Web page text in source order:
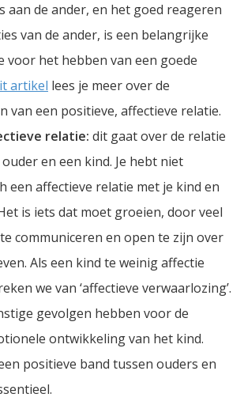
aan de ander, en het goed reageren
van de ander, is een belangrijke
voor het hebben van een goede
artikel lees je meer over de
van een positieve, affectieve relatie.
relatie: dit gaat over de relatie
en een kind. Je hebt niet
een affectieve relatie met je kind en
is iets dat moet groeien, door veel
communiceren en open te zijn over
Als een kind te weinig affectie
we van ‘affectieve verwaarlozing’.
gevolgen hebben voor de
ontwikkeling van het kind.
positieve band tussen ouders en